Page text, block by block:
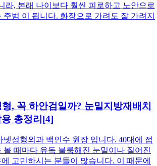
라, 본래 나이보다 훨씬 피로하고 노안으로
주범 이 됩니다. 화장으로 가려도 잘 가려지
, 꼭 하안검일까? 눈밑지방재배치
총정리 [4]
넷성형외과 백인수 원장 입니다. 40대에 접
볼 때마다 유독 불룩해진 눈밑이나 짙어진
고민하시는 분들이 많습니다. 이 때문에